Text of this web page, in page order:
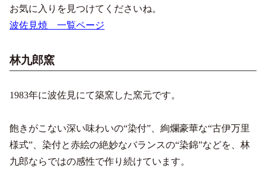
お気に入りを見つけてくださいね。
波佐見焼 一覧ページ
林九郎窯
1983年に波佐見にて築窯した窯元です。
飽きがこない深い味わいの“染付”、絢爛豪華な“古伊万里
様式”、染付と赤絵の絶妙なバランスの“染錦”などを、林
九郎ならではの感性で作り続けています。